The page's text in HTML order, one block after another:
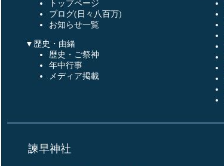
トップページ
ブログ(日々八百万)
お知らせ一覧
▼歴史・由緒
歴史・ご祭神
年中行事
メディア掲載
諫早神社